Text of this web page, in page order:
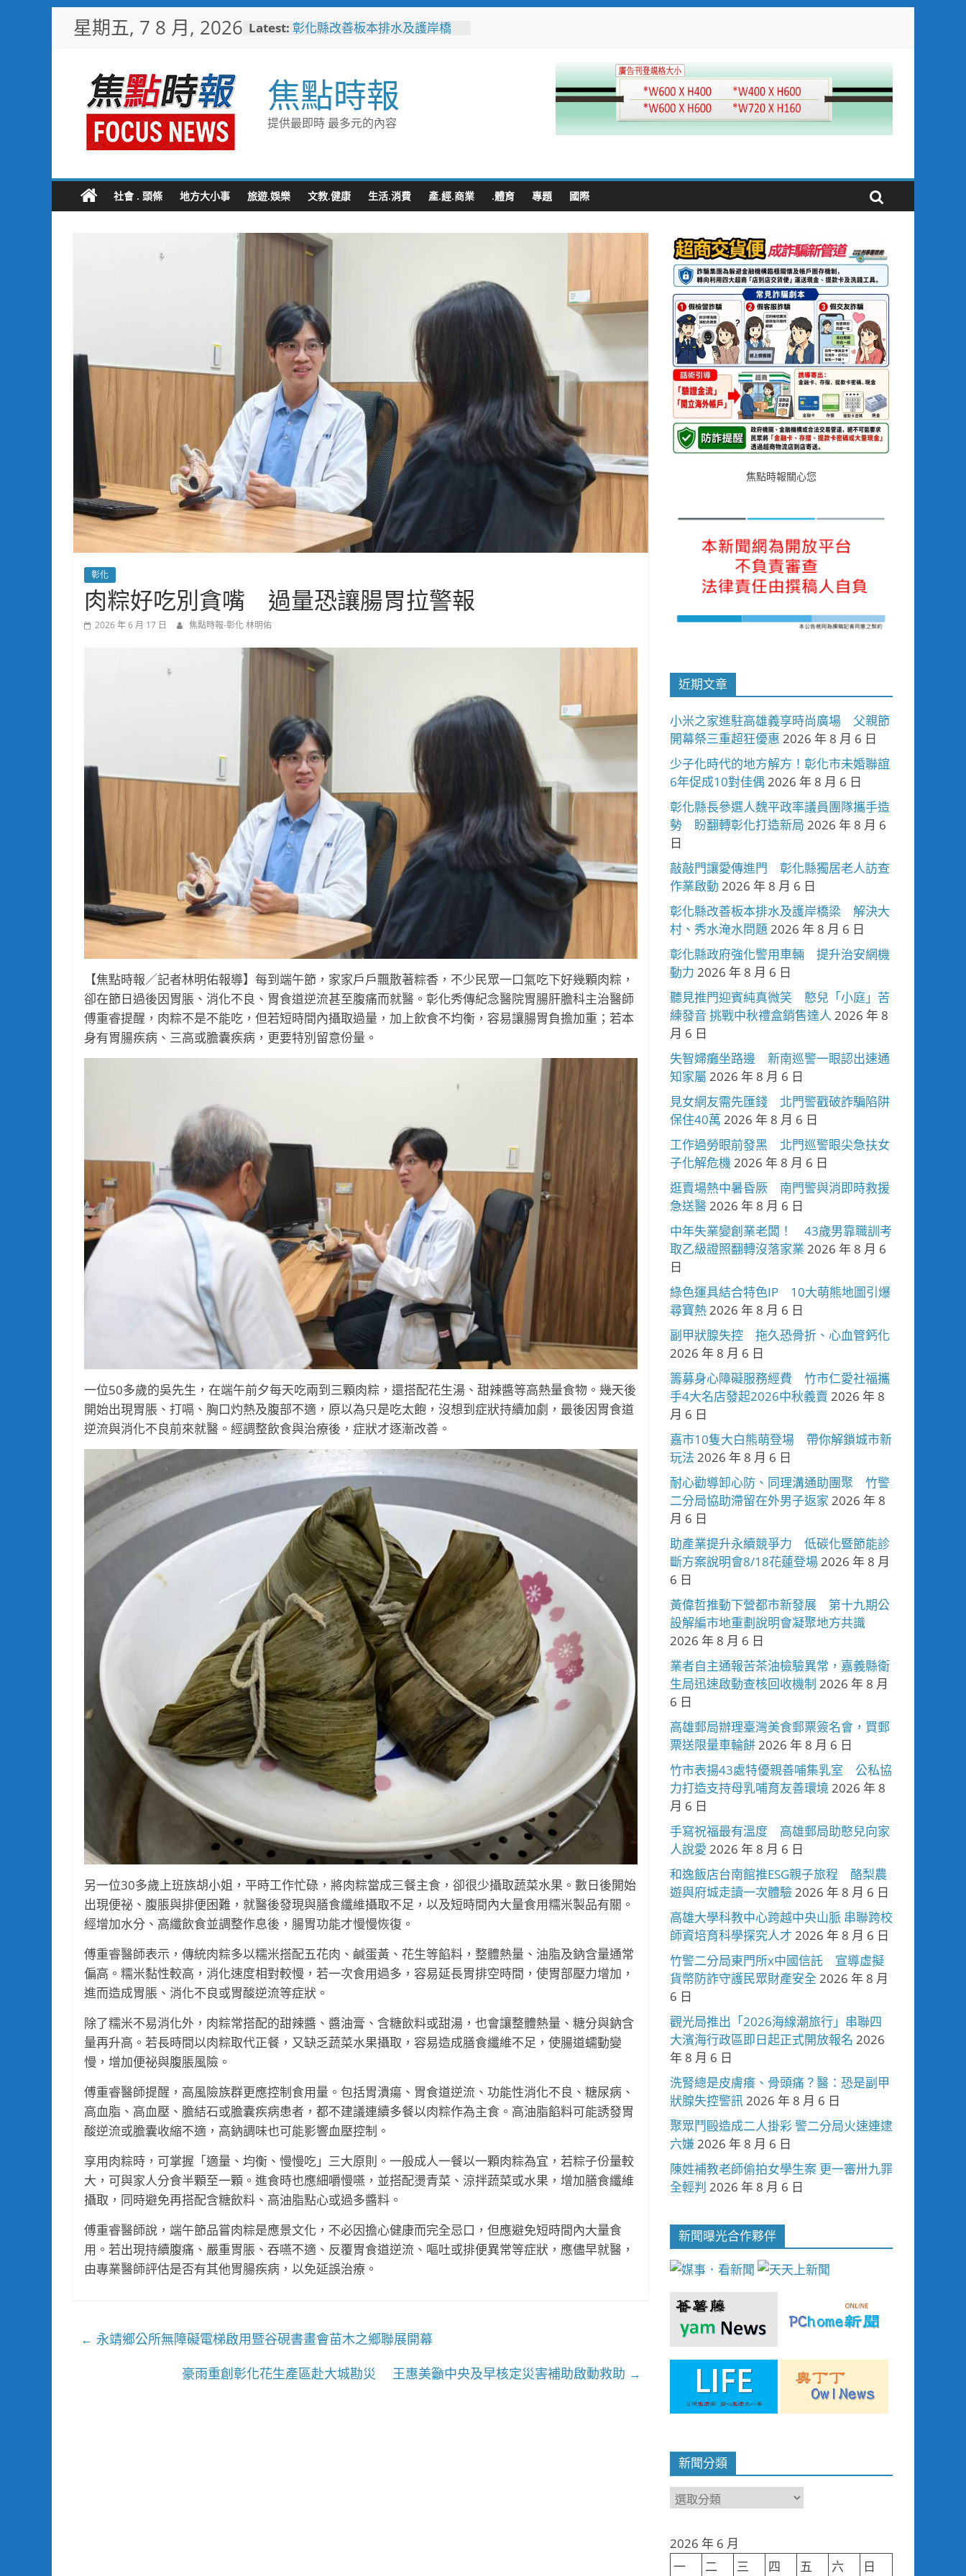
星期五, 7 8 月, 2026 Latest: 彰化縣改善板本排水及護岸橋
少子化時代的地方解方！彰化市
未婚聯誼6年促成10對佳偶
彰化縣長參選人魏平政率議員團
隊攜手造勢 盼翻轉彰化打造新
焦點時報
提供最即時 最多元的內容
社會 . 頭條 地方大小事 旅遊.娛樂 文教.健康 生活.消費 產.經.商業 .體育 專題 國際
彰化
肉粽好吃別貪嘴 過量恐讓腸胃拉警報
2026 年 6 月 17 日 焦點時報-彰化 林明佑
【焦點時報／記者林明佑報導】每到端午節，家家戶戶飄散著粽香，不少民眾一口氣吃下好幾顆肉粽，
卻在節日過後因胃脹、消化不良、胃食道逆流甚至腹痛而就醫。彰化秀傳紀念醫院胃腸肝膽科主治醫師
傅重睿提醒，肉粽不是不能吃，但若短時間內攝取過量，加上飲食不均衡，容易讓腸胃負擔加重；若本
身有胃腸疾病、三高或膽囊疾病，更要特別留意份量。
一位50多歲的吳先生，在端午前夕每天吃兩到三顆肉粽，還搭配花生湯、甜辣醬等高熱量食物。幾天後
開始出現胃脹、打嗝、胸口灼熱及腹部不適，原以為只是吃太飽，沒想到症狀持續加劇，最後因胃食道
逆流與消化不良前來就醫。經調整飲食與治療後，症狀才逐漸改善。
另一位30多歲上班族胡小姐，平時工作忙碌，將肉粽當成三餐主食，卻很少攝取蔬菜水果。數日後開始
出現便祕、腹脹與排便困難，就醫後發現與膳食纖維攝取不足，以及短時間內大量食用糯米製品有關。
經增加水分、高纖飲食並調整作息後，腸胃功能才慢慢恢復。
傅重睿醫師表示，傳統肉粽多以糯米搭配五花肉、鹹蛋黃、花生等餡料，整體熱量、油脂及鈉含量通常
偏高。糯米黏性較高，消化速度相對較慢，若一次食用過多，容易延長胃排空時間，使胃部壓力增加，
進而造成胃脹、消化不良或胃酸逆流等症狀。
除了糯米不易消化外，肉粽常搭配的甜辣醬、醬油膏、含糖飲料或甜湯，也會讓整體熱量、糖分與鈉含
量再升高。若長時間以肉粽取代正餐，又缺乏蔬菜水果攝取，容易造成膳食纖維不足，使腸道蠕動變
慢，增加便祕與腹脹風險。
傅重睿醫師提醒，高風險族群更應控制食用量。包括胃潰瘍、胃食道逆流、功能性消化不良、糖尿病、
高血脂、高血壓、膽結石或膽囊疾病患者，都不建議連續多餐以肉粽作為主食。高油脂餡料可能誘發胃
酸逆流或膽囊收縮不適，高鈉調味也可能影響血壓控制。
享用肉粽時，可掌握「適量、均衡、慢慢吃」三大原則。一般成人一餐以一顆肉粽為宜，若粽子份量較
大，可與家人分食半顆至一顆。進食時也應細嚼慢嚥，並搭配燙青菜、涼拌蔬菜或水果，增加膳食纖維
攝取，同時避免再搭配含糖飲料、高油脂點心或過多醬料。
傅重睿醫師說，端午節品嘗肉粽是應景文化，不必因擔心健康而完全忌口，但應避免短時間內大量食
用。若出現持續腹痛、嚴重胃脹、吞嚥不適、反覆胃食道逆流、嘔吐或排便異常等症狀，應儘早就醫，
由專業醫師評估是否有其他胃腸疾病，以免延誤治療。
← 永靖鄉公所無障礙電梯啟用暨谷硯書畫會苗木之鄉聯展開幕
豪雨重創彰化花生產區赴大城勘災 王惠美籲中央及早核定災害補助啟動救助 →
焦點時報關心您
近期文章
小米之家進駐高雄義享時尚廣場 父親節
開幕祭三重超狂優惠 2026 年 8 月 6 日
少子化時代的地方解方！彰化市未婚聯誼
6年促成10對佳偶 2026 年 8 月 6 日
彰化縣長參選人魏平政率議員團隊攜手造
勢 盼翻轉彰化打造新局 2026 年 8 月 6
日
敲敲門讓愛傳進門 彰化縣獨居老人訪查
作業啟動 2026 年 8 月 6 日
彰化縣改善板本排水及護岸橋梁 解決大
村、秀水淹水問題 2026 年 8 月 6 日
彰化縣政府強化警用車輛 提升治安網機
動力 2026 年 8 月 6 日
聽見推門迎賓純真微笑 憨兒「小庭」苦
練發音 挑戰中秋禮盒銷售達人 2026 年 8
月 6 日
失智婦癱坐路邊 新南巡警一眼認出速通
知家屬 2026 年 8 月 6 日
見女網友需先匯錢 北門警戳破詐騙陷阱
保住40萬 2026 年 8 月 6 日
工作過勞眼前發黑 北門巡警眼尖急扶女
子化解危機2026 年 8 月 6 日
逛賣場熱中暑昏厥 南門警與消即時救援
急送醫2026 年 8 月 6 日
中年失業變創業老闆！ 43歲男靠職訓考
取乙級證照翻轉沒落家業 2026 年 8 月 6
日
綠色運具結合特色IP 10大萌熊地圖引爆
尋寶熱2026 年 8 月 6 日
副甲狀腺失控 拖久恐骨折、心血管鈣化
2026 年 8 月 6 日
籌募身心障礙服務經費 竹市仁愛社福攜
手4大名店發起2026中秋義賣 2026 年 8
月 6 日
嘉市10隻大白熊萌登場 帶你解鎖城市新
玩法 2026 年 8 月 6 日
耐心勸導卸心防、同理溝通助團聚 竹警
二分局協助滯留在外男子返家 2026 年 8
月 6 日
助產業提升永續競爭力 低碳化暨節能診
斷方案說明會8/18花蓮登場2026 年 8 月
6 日
黃偉哲推動下營都市新發展 第十九期公
設解編市地重劃說明會凝聚地方共識
2026 年 8 月 6 日
業者自主通報苦茶油檢驗異常，嘉義縣衛
生局迅速啟動查核回收機制 2026 年 8 月
6 日
高雄郵局辦理臺灣美食郵票簽名會，買郵
票送限量車輪餅2026 年 8 月 6 日
竹市表揚43處特優親善哺集乳室 公私協
力打造支持母乳哺育友善環境2026 年 8
月 6 日
手寫祝福最有溫度 高雄郵局助憨兒向家
人說愛 2026 年 8 月 6 日
和逸飯店台南館推ESG親子旅程 酪梨農
遊與府城走讀一次體驗2026 年 8 月 6 日
高雄大學科教中心跨越中央山脈 串聯跨校
師資培育科學探究人才 2026 年 8 月 6 日
竹警二分局東門所x中國信託 宣導虛擬
貨幣防詐守護民眾財產安全 2026 年 8 月
6 日
觀光局推出「2026海線潮旅行」串聯四
大濱海行政區即日起正式開放報名 2026
年 8 月 6 日
洗腎總是皮膚癢、骨頭痛？醫：恐是副甲
狀腺失控警訊2026 年 8 月 6 日
聚眾鬥毆造成二人掛彩 警二分局火速連逮
六嫌2026 年 8 月 6 日
陳姓補教老師偷拍女學生案 更一審卅九罪
全輕判 2026 年 8 月 6 日
新聞曝光合作夥伴
新聞分類
新
類
2026 年 6 月
一
二 三 四 五 六 日